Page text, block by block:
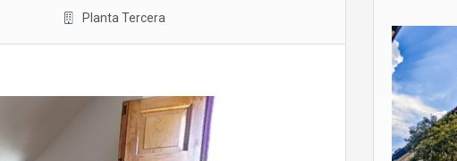
Planta Tercera